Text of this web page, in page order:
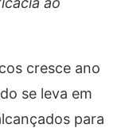
cresce ano
se leva em
para